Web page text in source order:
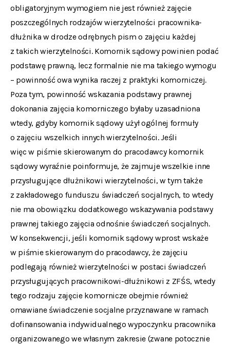
obligatoryjnym wymogiem nie jest również zajęcie
poszczególnych rodzajów wierzytelności pracownika-
dłużnika w drodze odrębnych pism o zajęciu każdej
z takich wierzytelności. Komornik sądowy powinien podać
podstawę prawną, lecz formalnie nie ma takiego wymogu
– powinność owa wynika raczej z praktyki komorniczej.
Poza tym, powinność wskazania podstawy prawnej
dokonania zajęcia komorniczego byłaby uzasadniona
wtedy, gdyby komornik sądowy użył ogólnej formuły
o zajęciu wszelkich innych wierzytelności. Jeśli
więc w piśmie skierowanym do pracodawcy komornik
sądowy wyraźnie poinformuje, że zajmuje wszelkie inne
przysługujące dłużnikowi wierzytelności, w tym także
z zakładowego funduszu świadczeń socjalnych, to wtedy
nie ma obowiązku dodatkowego wskazywania podstawy
prawnej takiego zajęcia odnośnie świadczeń socjalnych.
W konsekwencji, jeśli komornik sądowy wprost wskaże
w piśmie skierowanym do pracodawcy, że zajęciu
podlegają również wierzytelności w postaci świadczeń
przysługujących pracownikowi-dłużnikowi z ZFŚS, wtedy
tego rodzaju zajęcie komornicze obejmie również
omawiane świadczenie socjalne przyznawane w ramach
dofinansowania indywidualnego wypoczynku pracownika
organizowanego we własnym zakresie (zwane potocznie